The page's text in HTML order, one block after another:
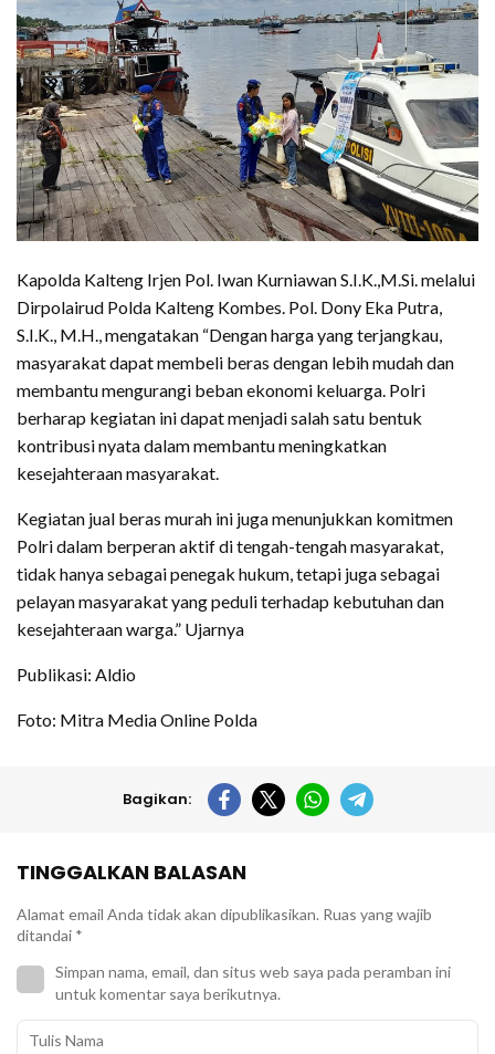
‎Kapolda Kalteng Irjen Pol. Iwan Kurniawan S.I.K.,M.Si. melalui
Dirpolairud Polda Kalteng Kombes. Pol. Dony Eka Putra,
S.I.K., M.H., mengatakan “Dengan harga yang terjangkau,
masyarakat dapat membeli beras dengan lebih mudah dan
membantu mengurangi beban ekonomi keluarga. Polri
berharap kegiatan ini dapat menjadi salah satu bentuk
kontribusi nyata dalam membantu meningkatkan
kesejahteraan masyarakat.
‎Kegiatan jual beras murah ini juga menunjukkan komitmen
Polri dalam berperan aktif di tengah-tengah masyarakat,
tidak hanya sebagai penegak hukum, tetapi juga sebagai
pelayan masyarakat yang peduli terhadap kebutuhan dan
kesejahteraan warga.” Ujarnya
Publikasi: Aldio
Foto: Mitra Media Online Polda
Bagikan:
TINGGALKAN BALASAN
Alamat email Anda tidak akan dipublikasikan. Ruas yang wajib
ditandai *
Simpan nama, email, dan situs web saya pada peramban ini
untuk komentar saya berikutnya.